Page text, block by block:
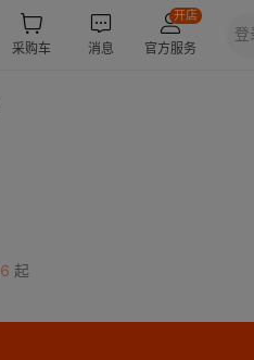
6 起